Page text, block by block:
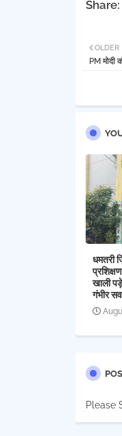
OLDER
PM मोदी
धमतरी
खाली
गंभीर
Please